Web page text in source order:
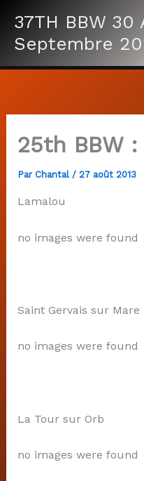
contenu
37TH BBW 30
Septembre
25th BBW
Par Chantal / 27 août 2013
Lamalou
no images were found
Saint Gervais sur Mare
no images were found
La Tour sur Orb
no images were found